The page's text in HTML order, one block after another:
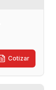
Cotizar